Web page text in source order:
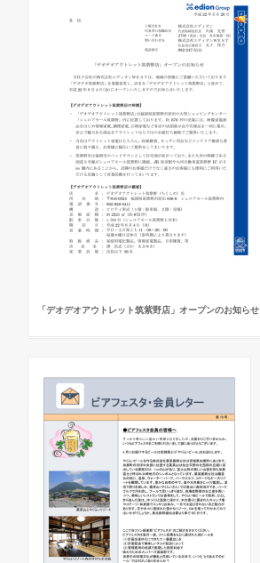
「デオデオアウトレット筑紫野店」オープンのお知らせ